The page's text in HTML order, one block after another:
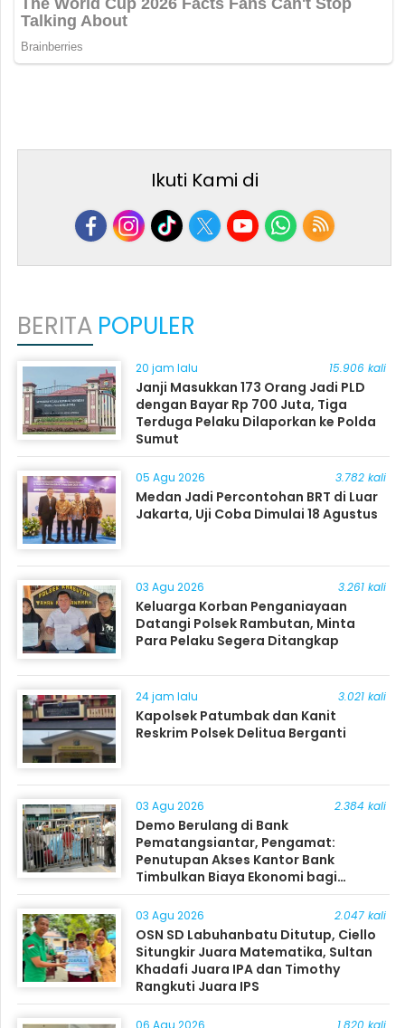
Ikuti Kami di
BERITA POPULER
20 jam lalu 15.906 kali
Janji Masukkan 173 Orang Jadi PLD
dengan Bayar Rp 700 Juta, Tiga
Terduga Pelaku Dilaporkan ke Polda
Sumut
05 Agu 2026 3.782 kali
Medan Jadi Percontohan BRT di Luar
Jakarta, Uji Coba Dimulai 18 Agustus
03 Agu 2026 3.261 kali
Keluarga Korban Penganiayaan
Datangi Polsek Rambutan, Minta
Para Pelaku Segera Ditangkap
24 jam lalu 3.021 kali
Kapolsek Patumbak dan Kanit
Reskrim Polsek Delitua Berganti
03 Agu 2026 2.384 kali
Demo Berulang di Bank
Pematangsiantar, Pengamat:
Penutupan Akses Kantor Bank
Timbulkan Biaya Ekonomi bagi
Masyarakat
03 Agu 2026 2.047 kali
OSN SD Labuhanbatu Ditutup, Ciello
Situngkir Juara Matematika, Sultan
Khadafi Juara IPA dan Timothy
Rangkuti Juara IPS
06 Agu 2026 1.820 kali